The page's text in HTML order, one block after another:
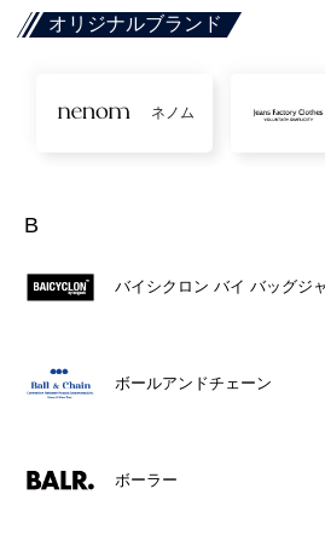
オリジナルブランド
ネノム
B
バイシクロン バイ バッグジ
ボールアンドチェーン
ボーラー